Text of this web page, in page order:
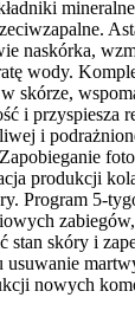
naskórka,
wody.
skórze,
i przyspiesza
i
produkcji
Program 5-
stan skóry i
usuwanie
nowych